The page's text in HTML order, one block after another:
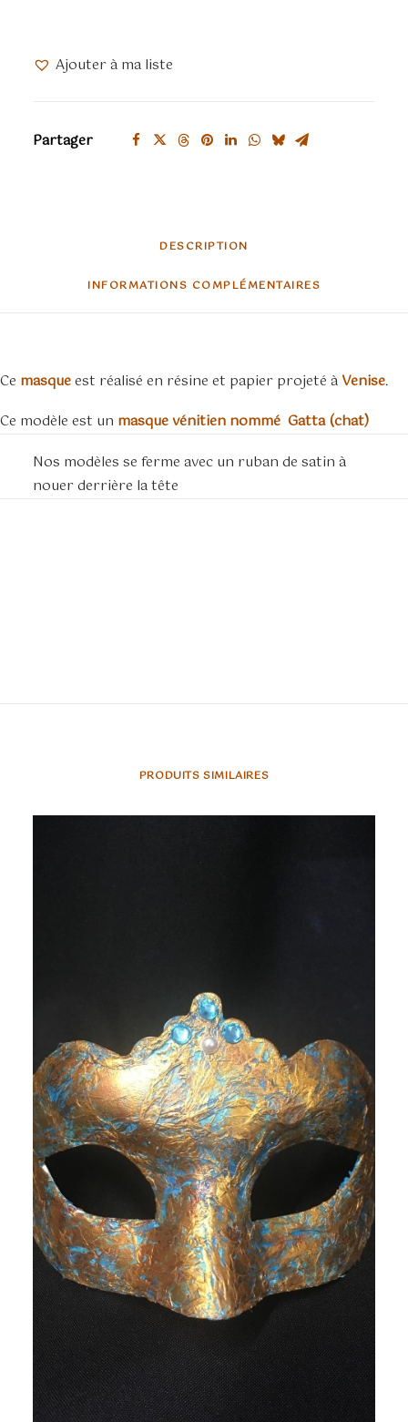
Ajouter à ma liste
Partager
DESCRIPTION
INFORMATIONS COMPLÉMENTAIRES
Ce masqueest réalisé en résine et papier projeté à Venise.
Ce modèle est un masque vénitien nommé Gatta (chat)
Nos modèles se ferme avec un ruban de satin à
nouer derrière la tête
PRODUITS SIMILAIRES